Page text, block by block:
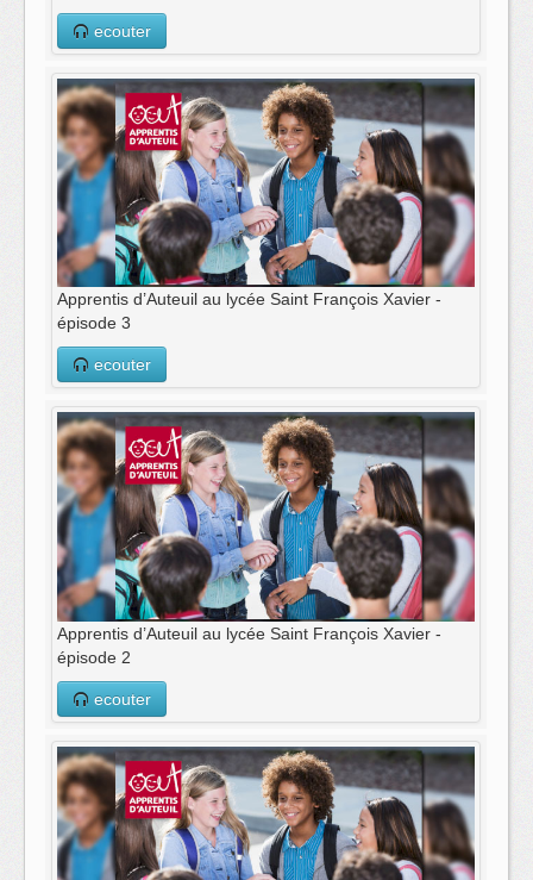
ecouter
Apprentis d’Auteuil au lycée Saint François Xavier -
épisode 3
ecouter
Apprentis d’Auteuil au lycée Saint François Xavier -
épisode 2
ecouter